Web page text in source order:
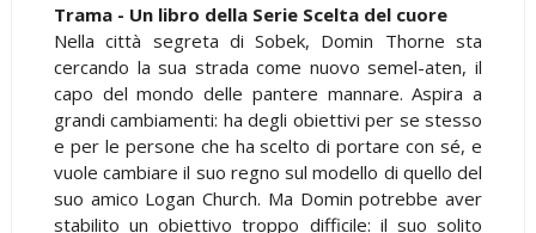
Trama - Un libro della Serie Scelta del cuore
Nella città segreta di Sobek, Domin Thorne sta
cercando la sua strada come nuovo semel-aten, il
capo del mondo delle pantere mannare. Aspira a
grandi cambiamenti: ha degli obiettivi per se stesso
e per le persone che ha scelto di portare con sé, e
vuole cambiare il suo regno sul modello di quello del
suo amico Logan Church. Ma Domin potrebbe aver
stabilito un obiettivo troppo difficile: il suo solito